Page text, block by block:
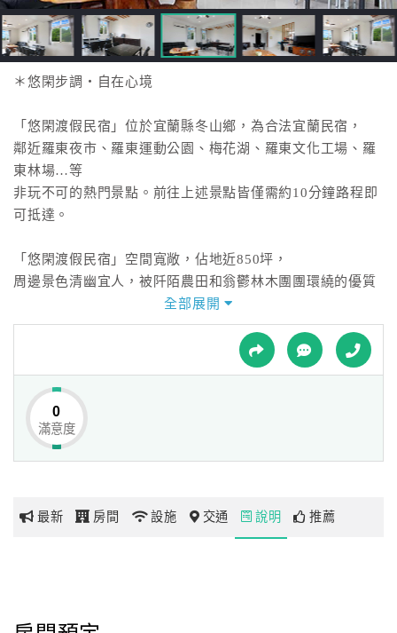
飯
店
訂
HOT
特
色
民
球
網
玩
地
＊悠閑步調‧自在心境
「悠閑渡假民宿」位於宜蘭縣冬山鄉，為合法宜蘭民宿，
鄰近羅東夜市、羅東運動公園、梅花湖、羅東文化工場、羅
東林場…等
非玩不可的熱門景點。前往上述景點皆僅需約10分鐘路程即
可抵達。
「悠閑渡假民宿」空間寬敞，佔地近850坪，
周邊景色清幽宜人，被阡陌農田和翁鬱林木團團環繞的優質
搭配廣大的戶外庭園和生態豐富的景觀池，更顯淡雅而悠
寬敞潔淨的房型，以簡潔明亮為主要設計基礎，
搭配清新淡然的馬卡龍色系和活潑清甜的普普藝術風格，
展露簡單大方、溫暖舒適的雅緻氣息，誠摯歡迎旅人的到來
～
全部展開
0
滿意度
最新 房間 設施 交通 說明 推薦